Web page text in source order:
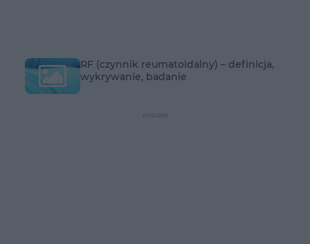
RF (czynnik reumatoidalny) – definicja,
wykrywanie, badanie